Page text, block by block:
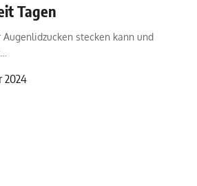
Tagen
stecken kann und
2024